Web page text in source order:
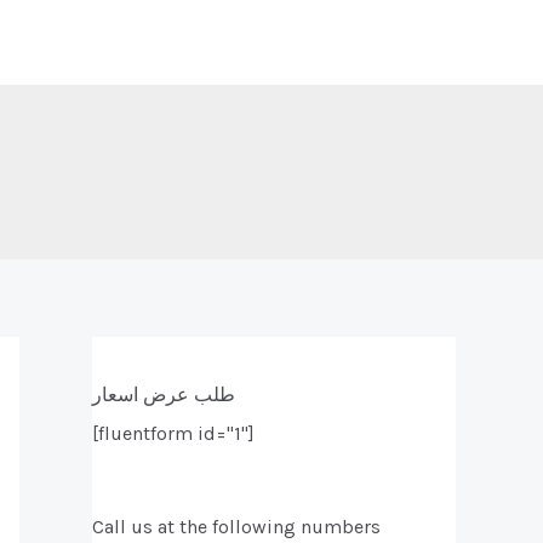
طلب عرض اسعار
[fluentform id="1"]
Call us at the following numbers